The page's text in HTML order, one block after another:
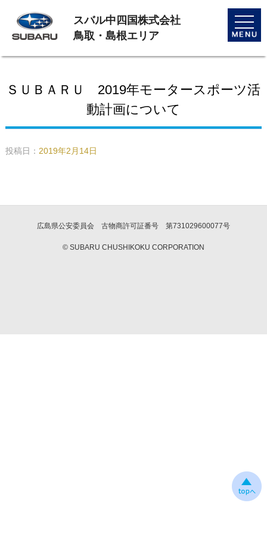
toggle
スバル中四国株式会社
鳥取・島根エリア
ＳＵＢＡＲＵ 2019年モータースポーツ活
動計画について
投稿日： 2019年2月14日
広島県公安委員会 古物商許可証番号 第731029600077号
© SUBARU CHUSHIKOKU CORPORATION